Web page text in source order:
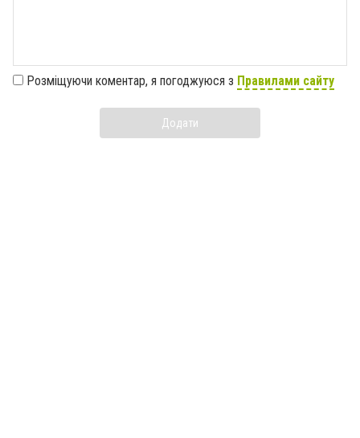
Розміщуючи коментар, я погоджуюся з Правилами сайту
Додати